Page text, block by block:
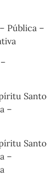
Pública –
Santo
–
Santo
–